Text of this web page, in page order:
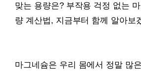
맞는 용량은? 부작용 걱정 없는
량 계산법, 지금부터 함께 알아보
마그네슘은 우리 몸에서 정말 많